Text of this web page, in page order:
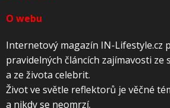
O webu
Internetový magazín IN-Lifestyle.cz
pravidelných článcích zajímavosti ze
a ze života celebrit.
Život ve světle reflektorů je věčné
a nikdy se neomrzí.